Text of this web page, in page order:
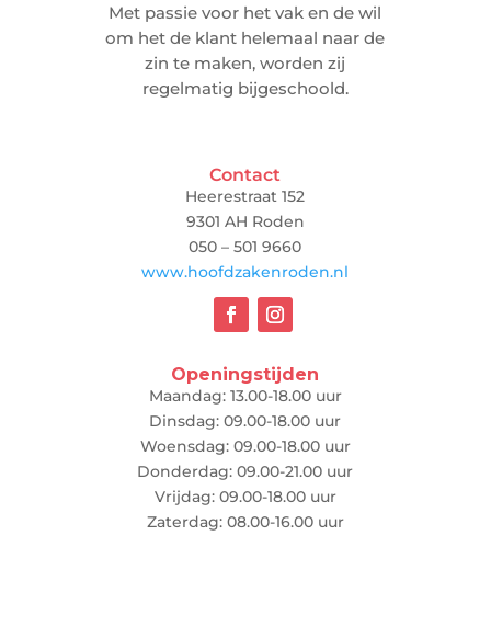
Met passie voor het vak en de wil
om het de klant helemaal naar de
zin te maken, worden zij
regelmatig bijgeschoold.
Contact
Heerestraat 152
9301 AH Roden
050 – 501 9660
www.hoofdzakenroden.nl
Openingstijden
Maandag: 13.00-18.00 uur
Dinsdag: 09.00-18.00 uur
Woensdag: 09.00-18.00 uur
Donderdag: 09.00-21.00 uur
Vrijdag: 09.00-18.00 uur
Zaterdag: 08.00-16.00 uur